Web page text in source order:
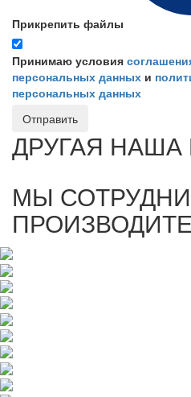
Прикрепить файлы
Принимаю условия
персональных данных и
персональных данных
Отправить
ДРУГАЯ
МЫ